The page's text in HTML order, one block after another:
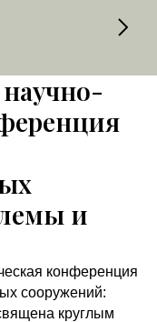
и
конференция
сооружений:
круглым